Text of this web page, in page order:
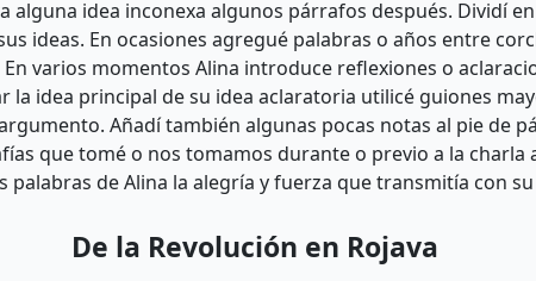
idea inconexa algunos párrafos después. Dividí
ideas. En ocasiones agregué palabras o años entre
varios momentos Alina introduce reflexiones o
idea principal de su idea aclaratoria utilicé guiones
Añadí también algunas pocas notas al pie de
que tomé o nos tomamos durante o previo a la charla
de Alina la alegría y fuerza que transmitía con
De la Revolución en Rojava